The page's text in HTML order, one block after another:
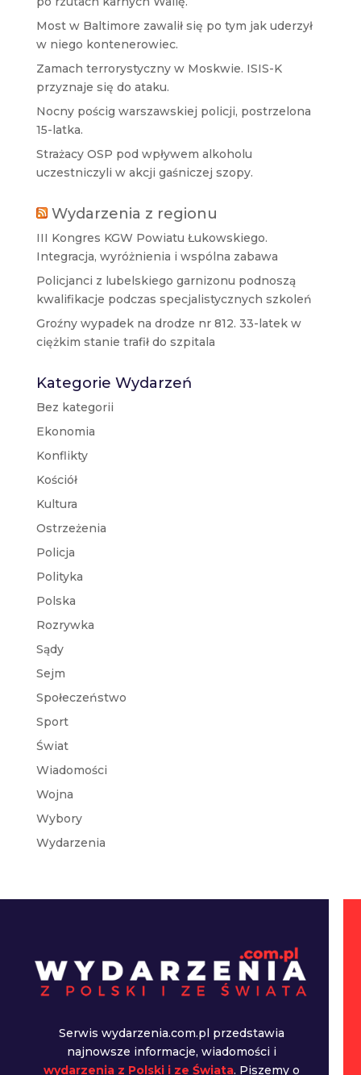
Most w Baltimore zawalił się po tym jak uderzył
w niego kontenerowiec.
Zamach terrorystyczny w Moskwie. ISIS-K
przyznaje się do ataku.
Nocny pościg warszawskiej policji, postrzelona
15-latka.
Strażacy OSP pod wpływem alkoholu
uczestniczyli w akcji gaśniczej szopy.
Wydarzenia z regionu
III Kongres KGW Powiatu Łukowskiego.
Integracja, wyróżnienia i wspólna zabawa
Policjanci z lubelskiego garnizonu podnoszą
kwalifikacje podczas specjalistycznych szkoleń
Groźny wypadek na drodze nr 812. 33-latek w
ciężkim stanie trafił do szpitala
Kategorie Wydarzeń
Bez kategorii
Ekonomia
Konflikty
Kościół
Kultura
Ostrzeżenia
Policja
Polityka
Polska
Rozrywka
Sądy
Sejm
Społeczeństwo
Sport
Świat
Wiadomości
Wojna
Wybory
Wydarzenia
Serwis wydarzenia.com.pl przedstawia
najnowsze informacje, wiadomości i
wydarzenia z Polski i ze Świata. Piszemy o